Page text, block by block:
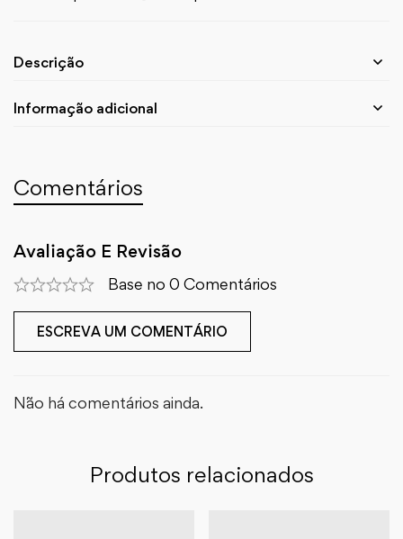
Descrição
Informação adicional
Comentários
Avaliação E Revisão
Base no 0 Comentários
ESCREVA UM COMENTÁRIO
Não há comentários ainda.
Produtos relacionados